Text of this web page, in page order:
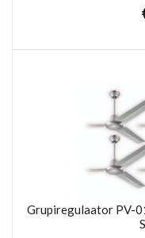
Grupiregulaator PV-